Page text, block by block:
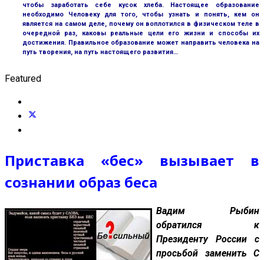
чтобы заработать себе кусок хлеба. Настоящее образование
необходимо Человеку для того, чтобы узнать и понять, кем он
является на самом деле, почему он воплотился в физическом теле в
очередной раз, каковы реальные цели его жизни и способы их
достижения. Правильное образование может направить человека на
путь творения, на путь настоящего развития…
Featured
Приставка «бес» вызывает в
сознании образ беса
Вадим Рыбин
обратился к
Президенту России с
просьбой заменить С